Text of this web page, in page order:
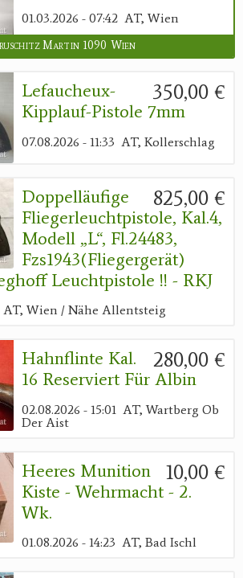
01.03.2026 - 07:42 AT, Wien
Martin 1090 Wien
350,00 €
Lefaucheux-
Kipplauf-Pistole 7mm
07.08.2026 - 11:33 AT, Kollerschlag
825,00 €
Doppelläufige
Fliegerleuchtpistole, Kal.4,
Modell „L“, Fl.24483,
Fzs1943(Fliegergerät)
Leuchtpistole !! - RKJ
AT, Wien / Nähe Allentsteig
280,00 €
Hahnflinte Kal.
16 Reserviert Für Albin
02.08.2026 - 15:01 AT, Wartberg Ob
Der Aist
10,00 €
Heeres Munition
Kiste - Wehrmacht - 2.
Wk.
01.08.2026 - 14:23 AT, Bad Ischl